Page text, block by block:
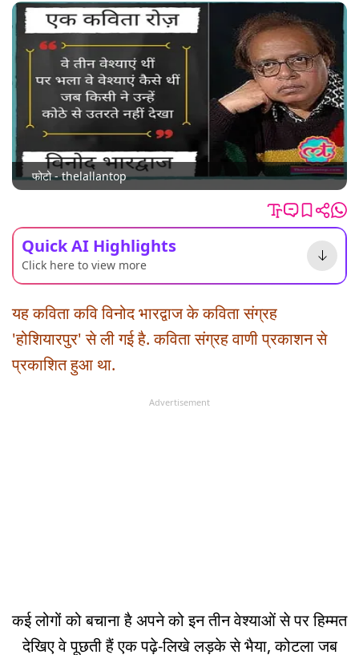
फोटो - thelallantop
Quick AI Highlights
Click here to view more
यह कविता कवि विनोद भारद्वाज के कविता संग्रह
'होशियारपुर' से ली गई है. कविता संग्रह वाणी प्रकाशन से
प्रकाशित हुआ था.
Advertisement
कई लोगों को बचाना है अपने को इन तीन वेश्याओं से पर हिम्मत
देखिए वे पूछती हैं एक पढ़े-लिखे लड़के से भैया, कोटला जब